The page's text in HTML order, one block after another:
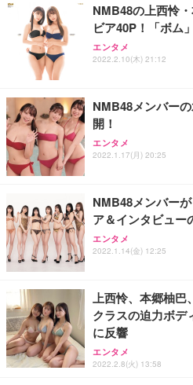
NMB48の上西怜
ビア40P！「ボム
エンタメ
2022.2.10(木) 21:12
NMB48メンバー
開！
エンタメ
2022.1.17(月) 20:25
NMB48メンバー
ア＆インタビュー
エンタメ
2022.1.14(金) 12:25
上西怜、本郷柚巴
クラスの迫力ボデ
に反響
エンタメ
2022.2.8(火) 13:58